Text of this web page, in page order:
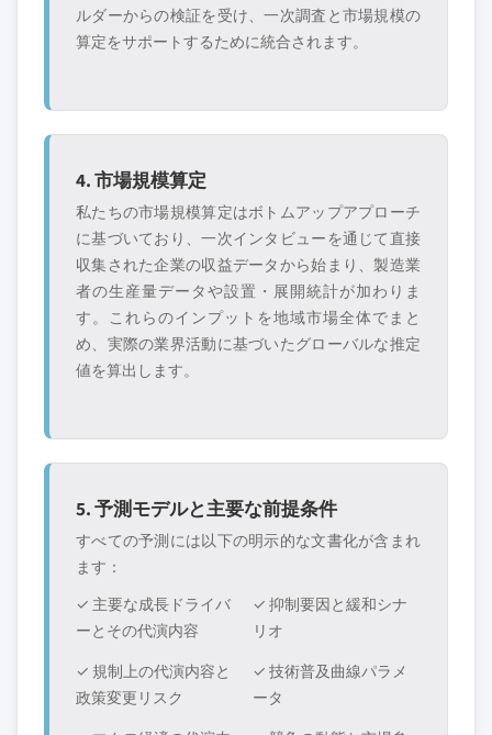
ルダーからの検証を受け、一次調査と市場規模の
算定をサポートするために統合されます。
4. 市場規模算定
私たちの市場規模算定はボトムアップアプローチ
に基づいており、一次インタビューを通じて直接
収集された企業の収益データから始まり、製造業
者の生産量データや設置・展開統計が加わりま
す。これらのインプットを地域市場全体でまと
め、実際の業界活動に基づいたグローバルな推定
値を算出します。
5. 予測モデルと主要な前提条件
すべての予測には以下の明示的な文書化が含まれ
ます：
✓ 主要な成長ドライバ
ーとその代演内容
✓ 抑制要因と緩和シナ
リオ
✓ 規制上の代演内容と
政策変更リスク
✓ 技術普及曲線パラメ
ータ